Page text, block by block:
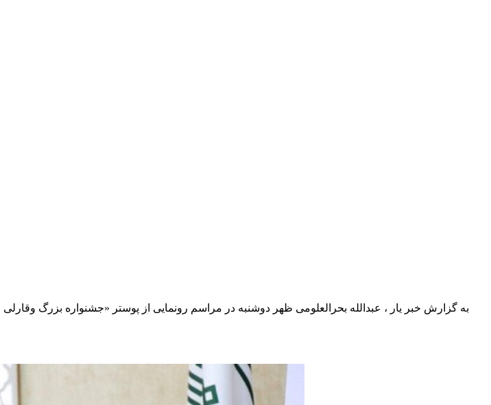
به گزارش خبر یار ، عبدالله بحرالعلومی ظهر دوشنبه در مراسم رونمایی از پوستر «جشنواره بزرگ